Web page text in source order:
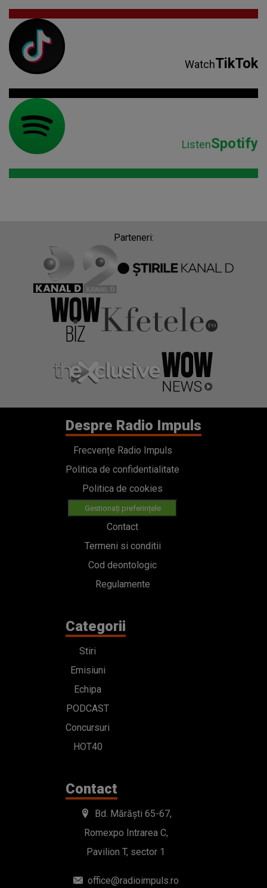
WatchTikTok
ListenSpotify
Parteneri:
Despre Radio Impuls
Frecvențe Radio Impuls
Politica de confidentialitate
Politica de cookies
Gestionați preferințele
Contact
Termeni si conditii
Cod deontologic
Regulamente
Categorii
Stiri
Emisiuni
Echipa
PODCAST
Concursuri
HOT40
Contact
Bd. Mărăști 65-67,
Romexpo Intrarea C,
Pavilion T, sector 1
office@radioimpuls.ro